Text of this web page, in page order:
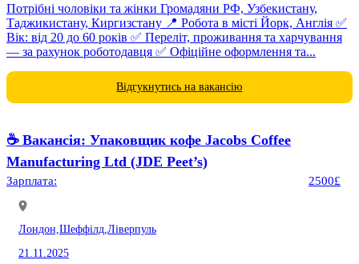
Потрібні чоловіки та жінки Громадяни РФ, Узбекистану,
Таджикистану, Киргизстану 📍 Робота в місті Йорк, Англія ✅
Вік: від 20 до 60 років ✅ Переліт, проживання та харчування
— за рахунок роботодавця ✅ Офіційне оформлення та...
Відгукнутись на вакансію
☕️ Вакансія: Упаковщик кофе Jacobs Coffee
Manufacturing Ltd (JDE Peet’s)
Зарплата: 2500£
Лондон, Шеффілд, Ліверпуль
21.11.2025